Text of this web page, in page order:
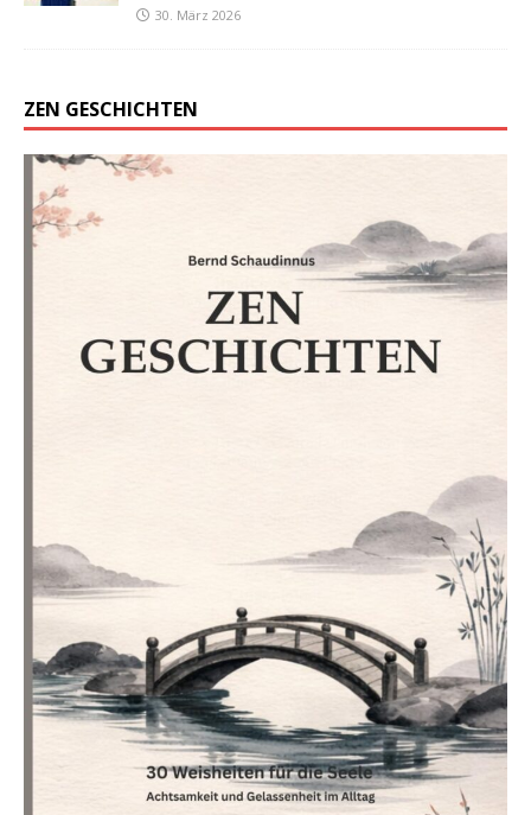
30. März 2026
ZEN GESCHICHTEN